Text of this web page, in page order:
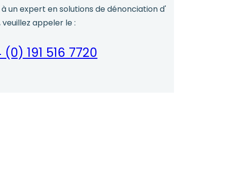
un expert en solutions de dénonciation d'
veuillez appeler le :
191 516 7720